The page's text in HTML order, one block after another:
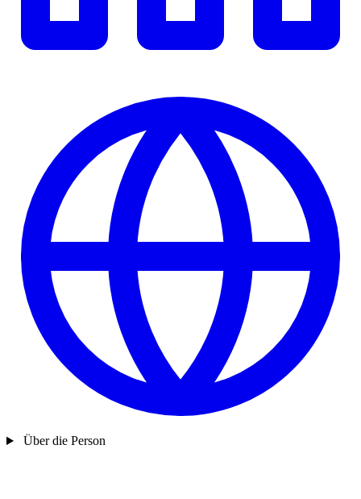
Über die Person